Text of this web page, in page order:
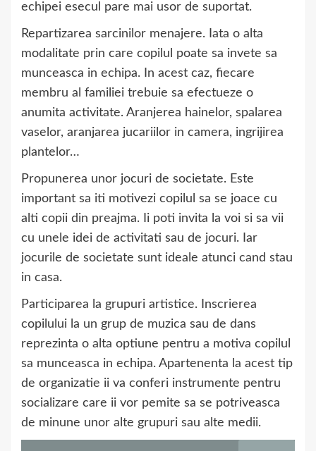
echipei esecul pare mai usor de suportat.
Repartizarea sarcinilor menajere. Iata o alta
modalitate prin care copilul poate sa invete sa
munceasca in echipa. In acest caz, fiecare
membru al familiei trebuie sa efectueze o
anumita activitate. Aranjerea hainelor, spalarea
vaselor, aranjarea jucariilor in camera, ingrijirea
plantelor…
Propunerea unor jocuri de societate. Este
important sa iti motivezi copilul sa se joace cu
alti copii din preajma. Ii poti invita la voi si sa vii
cu unele idei de activitati sau de jocuri. Iar
jocurile de societate sunt ideale atunci cand stau
in casa.
Participarea la grupuri artistice. Inscrierea
copilului la un grup de muzica sau de dans
reprezinta o alta optiune pentru a motiva copilul
sa munceasca in echipa. Apartenenta la acest tip
de organizatie ii va conferi instrumente pentru
socializare care ii vor pemite sa se potriveasca
de minune unor alte grupuri sau alte medii.